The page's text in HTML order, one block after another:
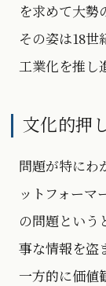
を求めて大勢
その姿は18世
工業化を推し
文化的押
問題が特にわ
ットフォー
の問題という
事な情報を盗
一方的に価値